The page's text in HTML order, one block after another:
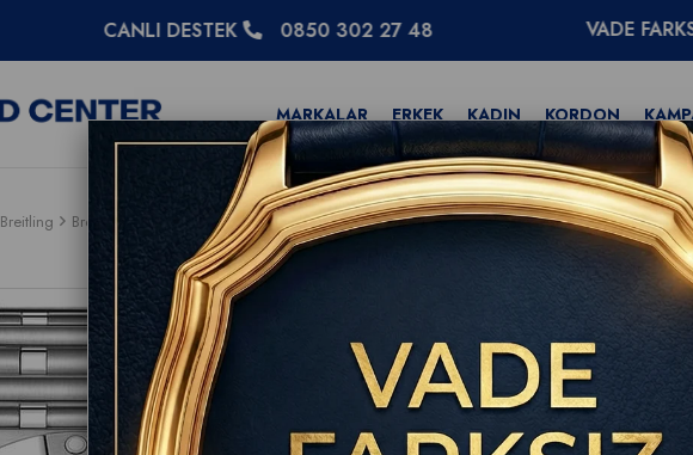
CANLI DESTEK 0850 302 27 48 VADE FARKSIZ 10
MARKALAR ERKEK KADIN KORDON
Breitling Breitling Chronomat Automatic GMT 40 A32398101B1A1 Erkek Kol Saati
Breitling
40
(0)
WhatsAppTıkla Sor
Breitling Resmi Bayi